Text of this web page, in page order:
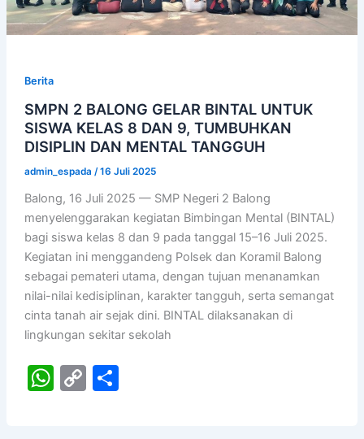
Berita
SMPN 2 BALONG GELAR BINTAL UNTUK
SISWA KELAS 8 DAN 9, TUMBUHKAN
DISIPLIN DAN MENTAL TANGGUH
admin_espada /16 Juli 2025
Balong, 16 Juli 2025 — SMP Negeri 2 Balong
menyelenggarakan kegiatan Bimbingan Mental (BINTAL)
bagi siswa kelas 8 dan 9 pada tanggal 15–16 Juli 2025.
Kegiatan ini menggandeng Polsek dan Koramil Balong
sebagai pemateri utama, dengan tujuan menanamkan
nilai-nilai kedisiplinan, karakter tangguh, serta semangat
cinta tanah air sejak dini. BINTAL dilaksanakan di
lingkungan sekitar sekolah
W C S